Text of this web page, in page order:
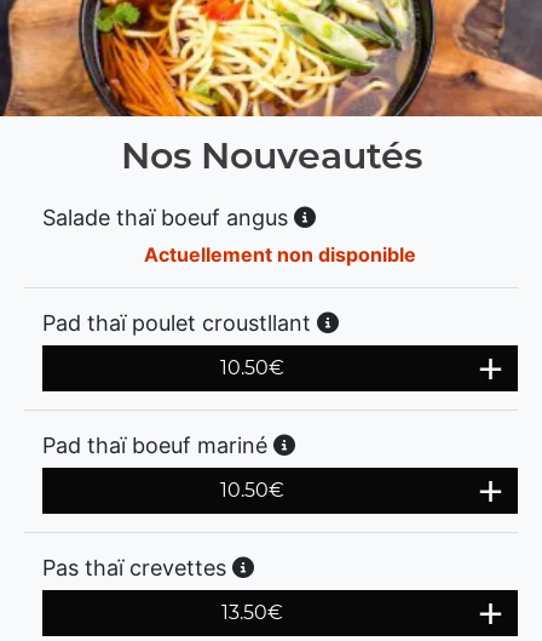
Nos Nouveautés
Salade thaï boeuf angus
Actuellement non disponible
Pad thaï poulet croustllant
10.50€
Pad thaï boeuf mariné
10.50€
Pas thaï crevettes
13.50€